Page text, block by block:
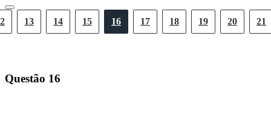
13 14 15 16 17 18 19 20 21
Questão 16